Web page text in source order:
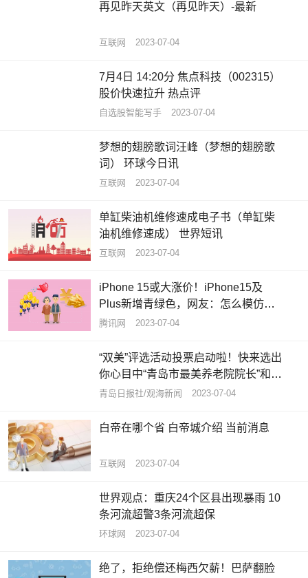
再见昨天英文（再见昨天）-最新
互联网 2023-07-04
7月4日 14:20分 焦点科技（002315）
股价快速拉升 热点评
自选股智能写手 2023-07-04
梦想的翅膀歌词汪峰（梦想的翅膀歌
词） 环球今日讯
互联网 2023-07-04
单缸柴油机维修速成电子书（单缸柴
油机维修速成） 世界短讯
互联网 2023-07-04
iPhone 15或大涨价！iPhone15及
Plus新增青绿色，网友：怎么模仿我
的iPhone12呢？ 焦点速读
腾讯网 2023-07-04
“双美”评选活动投票启动啦！快来选出
你心目中“青岛市最美养老院院长”和
“青岛市最美养老护理员”|全球资讯
青岛日报社/观海新闻 2023-07-04
白帝在哪个省 白帝城介绍 当前消息
互联网 2023-07-04
世界观点：重庆24个区县出现暴雨 10
条河流超警3条河流超保
环球网 2023-07-04
绝了，拒绝偿还梅西欠薪！巴萨翻脸